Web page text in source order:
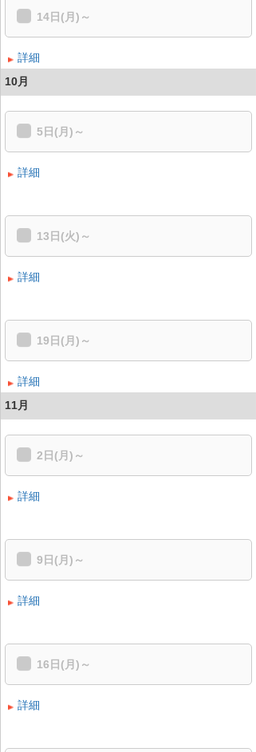
14日(月)～
詳細
10月
5日(月)～
詳細
13日(火)～
詳細
19日(月)～
詳細
11月
2日(月)～
詳細
9日(月)～
詳細
16日(月)～
詳細